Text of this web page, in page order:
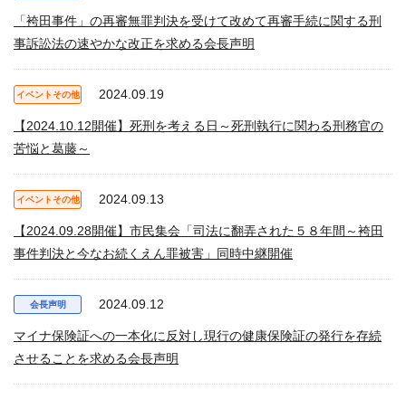
「袴田事件」の再審無罪判決を受けて改めて再審手続に関する刑
事訴訟法の速やかな改正を求める会長声明
イベントその他 2024.09.19
【2024.10.12開催】死刑を考える日～死刑執行に関わる刑務官の
苦悩と葛藤～
イベントその他 2024.09.13
【2024.09.28開催】市民集会「司法に翻弄された５８年間～袴田
事件判決と今なお続くえん罪被害」同時中継開催
会長声明 2024.09.12
マイナ保険証への一本化に反対し現行の健康保険証の発行を存続
させることを求める会長声明